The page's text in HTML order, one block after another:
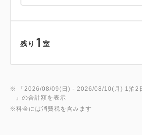
残り 1 室
※ 「 2026/08/09(日) - 2026/08/10(月) 1泊2
」の合計額を表示
※料金には消費税を含みます